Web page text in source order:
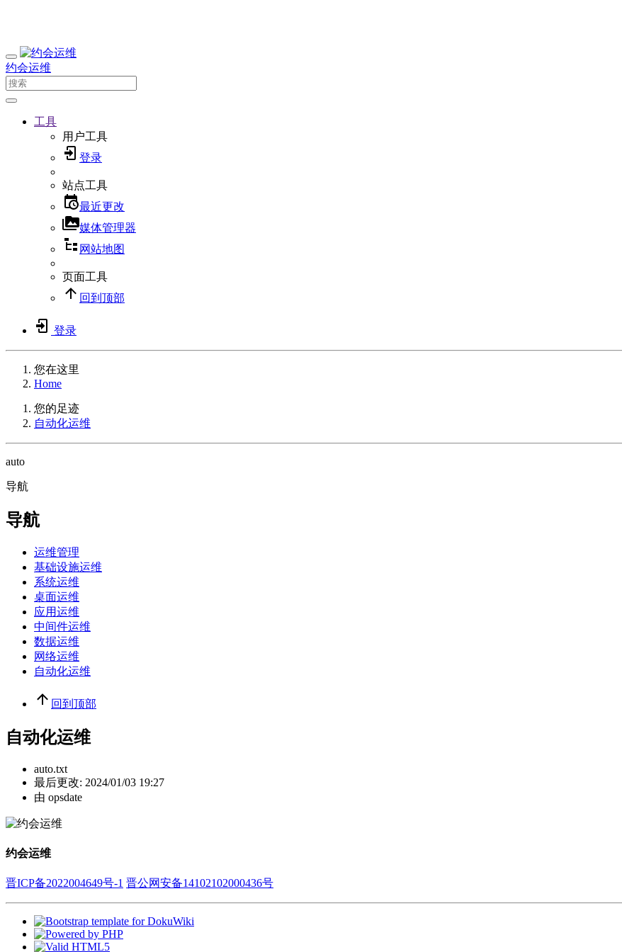
约会运维
工具
用户工具
登录
站点工具
最近更改
媒体管理器
网站地图
页面工具
回到顶部
登录
您在这里
Home
您的足迹
自动化运维
auto
导航
导航
运维管理
基础设施运维
系统运维
桌面运维
应用运维
中间件运维
数据运维
网络运维
自动化运维
回到顶部
自动化运维
auto.txt
最后更改: 2024/01/03 19:27
由 opsdate
约会运维
晋ICP备2022004649号-1 晋公网安备14102102000436号